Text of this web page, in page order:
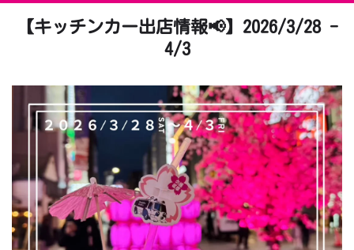
【キッチンカー出店情報📢】2026/3/28 -
4/3